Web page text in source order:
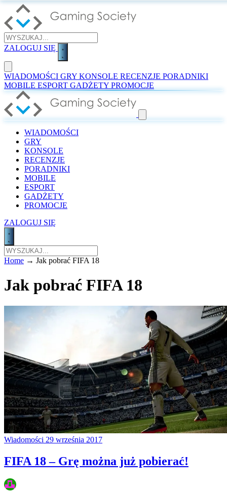
ZALOGUJ SIĘ
WIADOMOŚCI GRY KONSOLE RECENZJE PORADNIKI
MOBILE ESPORT GADŻETY PROMOCJE
WIADOMOŚCI
GRY
KONSOLE
RECENZJE
PORADNIKI
MOBILE
ESPORT
GADŻETY
PROMOCJE
ZALOGUJ SIĘ
Home → Jak pobrać FIFA 18
Jak pobrać FIFA 18
Wiadomości 29 września 2017
FIFA 18 – Grę można już pobierać!